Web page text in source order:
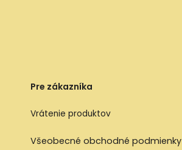
Pre zákazníka
Vrátenie produktov
Všeobecné obchodné podmienky